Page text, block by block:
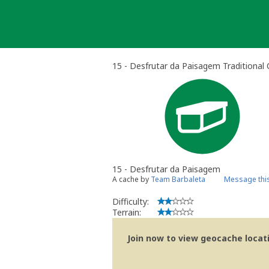
15 - Desfrutar da Paisagem Traditional
15 - Desfrutar da Paisagem
A cache by Team Barbaleta Message
Difficulty:
Terrain:
Join now to view geocache